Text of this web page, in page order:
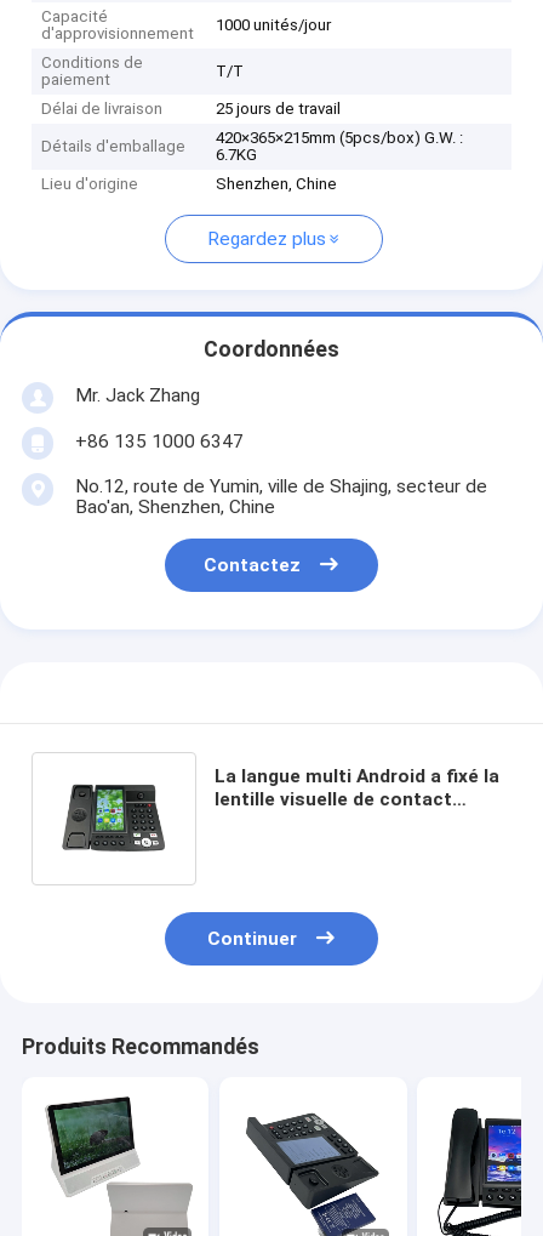
Capacité
d'approvisionnement
1000 unités/jour
Conditions de
paiement
T/T
Délai de livraison 25 jours de travail
Détails d'emballage
420×365×215mm (5pcs/box) G.W. :
6.7KG
Lieu d'origine
Shenzhen, Chine
Regardez plus
Coordonnées
Mr. Jack Zhang
+86 135 1000 6347
No.12, route de Yumin, ville de Shajing, secteur de
Bao'an, Shenzhen, Chine
Contactez
La langue multi Android a fixé la
lentille visuelle de contact
Continuer
Produits Recommandés